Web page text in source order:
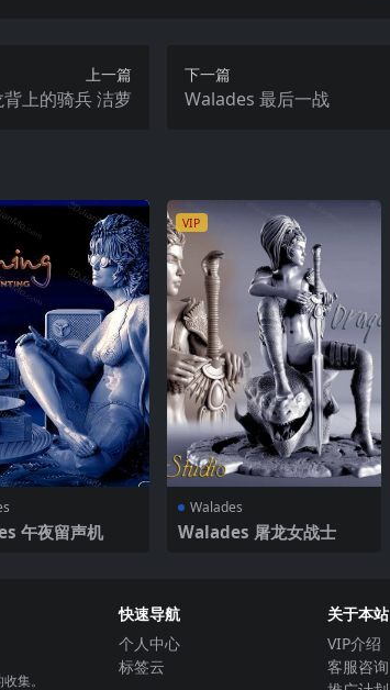
上一篇
上的骑兵 洁萝
下一篇
Walades 最后一战
午夜留声机
VIP
Walades
Walades 屠龙女战士
集。
快速导航
个人中心
标签云
关于本站
VIP介绍
客服咨询